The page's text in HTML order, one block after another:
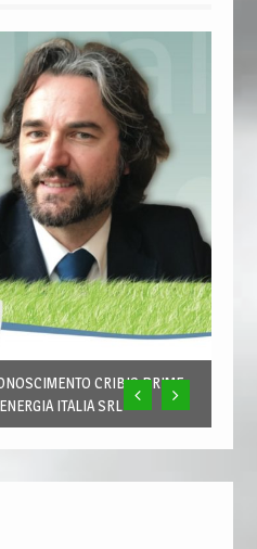
CRIBIS PRIME
ITALIA SRL